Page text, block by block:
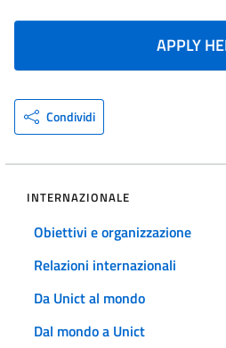
APPLY
Condividi
INTERNAZIONALE
Obiettivi e organizzazione
Relazioni internazionali
Da Unict al mondo
Dal mondo a Unict